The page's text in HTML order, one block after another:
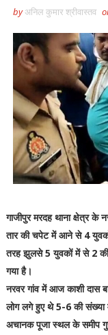
byअनिल कुमार श्रीवास्तव
गाजीपुर मरदह थाना क्षेत्र
तार की चपेट में आने से 4
तरह झुलसे 5 युवकों में से 2 की
गया है।
नरवर गांव में आज काशी दास
लोग लगे हुए थे 5-6 की संख्या
अचानक पूजा स्थल के समीप